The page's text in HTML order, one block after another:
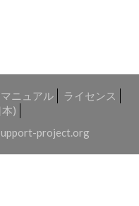
ニュアル
ライセンス
本)
project.org